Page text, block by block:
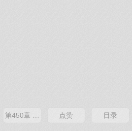
第450章 诸国纷争（一）
点赞 目录